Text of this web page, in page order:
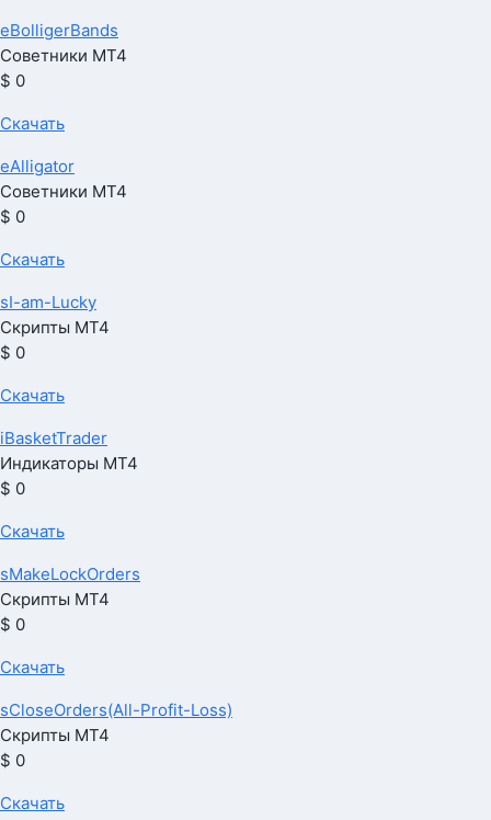
eBolligerBands
Советники МТ4
$ 0
Скачать
eAlligator
Советники МТ4
$ 0
Скачать
sI-am-Lucky
Скрипты МТ4
$ 0
Скачать
iBasketTrader
Индикаторы МТ4
$ 0
Скачать
sMakeLockOrders
Скрипты МТ4
$ 0
Скачать
sCloseOrders(All-Profit-Loss)
Скрипты МТ4
$ 0
Скачать